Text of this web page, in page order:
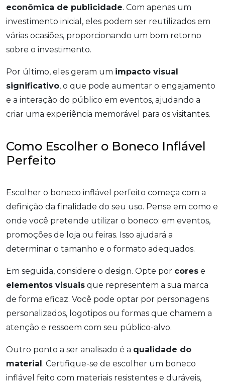
econômica de publicidade. Com apenas um
investimento inicial, eles podem ser reutilizados em
várias ocasiões, proporcionando um bom retorno
sobre o investimento.
Por último, eles geram um impacto visual
significativo, o que pode aumentar o engajamento
e a interação do público em eventos, ajudando a
criar uma experiência memorável para os visitantes.
Como Escolher o Boneco Inflável
Perfeito
Escolher o boneco inflável perfeito começa com a
definição da finalidade do seu uso. Pense em como e
onde você pretende utilizar o boneco: em eventos,
promoções de loja ou feiras. Isso ajudará a
determinar o tamanho e o formato adequados.
Em seguida, considere o design. Opte por cores e
elementos visuais que representem a sua marca
de forma eficaz. Você pode optar por personagens
personalizados, logotipos ou formas que chamem a
atenção e ressoem com seu público-alvo.
Outro ponto a ser analisado é a qualidade do
material. Certifique-se de escolher um boneco
inflável feito com materiais resistentes e duráveis,